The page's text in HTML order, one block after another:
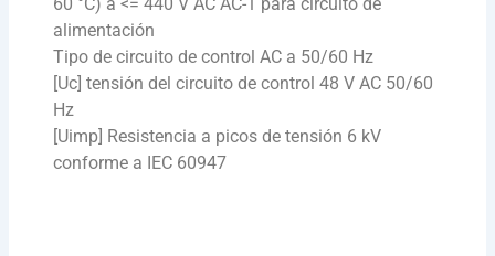
alimentación
Tipo de circuito de control AC a 50/60 Hz
[Uc] tensión del circuito de control 48 V AC 50/60
Hz
[Uimp] Resistencia a picos de tensión 6 kV
conforme a IEC 60947